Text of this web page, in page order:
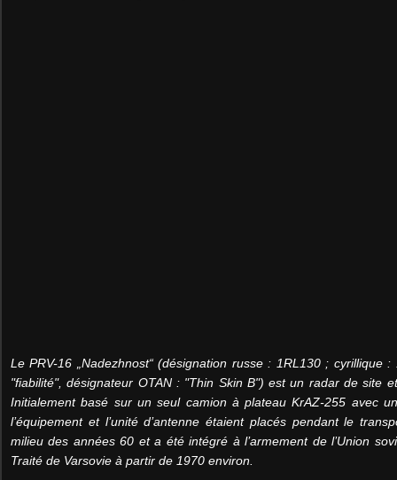
Le PRV-16 „Nadezhnost“ (désignation russe : 1RL130 ; cyrillique
"fiabilité", désignateur OTAN : "Thin Skin B") est un radar de site
Initialement basé sur un seul camion à plateau KrAZ-255 avec
l’équipement et l’unité d’antenne étaient placés pendant le
milieu des années 60 et a été intégré à l’armement de l’Union
Traité de Varsovie à partir de 1970 environ.